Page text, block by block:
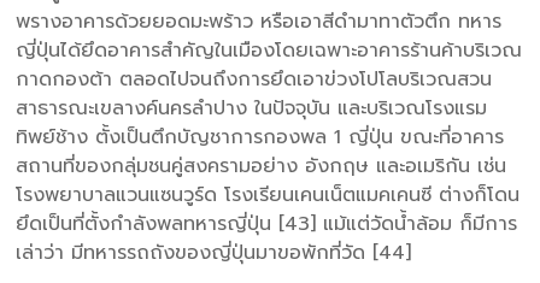
พรางอาคารด้วยยอดมะพร้าว หรือเอาสีดำมาทาตัวตึก ทหาร
ญี่ปุ่นได้ยึดอาคารสำคัญในเมืองโดยเฉพาะอาคารร้านค้าบริเวณ
กาดกองต้า ตลอดไปจนถึงการยึดเอาข่วงโปโลบริเวณสวน
สาธารณะเขลางค์นครลำปาง ในปัจจุบัน และบริเวณโรงแรม
ทิพย์ช้าง ตั้งเป็นตึกบัญชาการกองพล 1 ญี่ปุ่น ขณะที่อาคาร
สถานที่ของกลุ่มชนคู่สงครามอย่าง อังกฤษ และอเมริกัน เช่น
โรงพยาบาลแวนแซนวูร์ด โรงเรียนเคนเน็ตแมคเคนซี ต่างก็โดน
ยึดเป็นที่ตั้งกำลังพลทหารญี่ปุ่น [43] แม้แต่วัดน้ำล้อม ก็มีการ
เล่าว่า มีทหารรถถังของญี่ปุ่นมาขอพักที่วัด [44]